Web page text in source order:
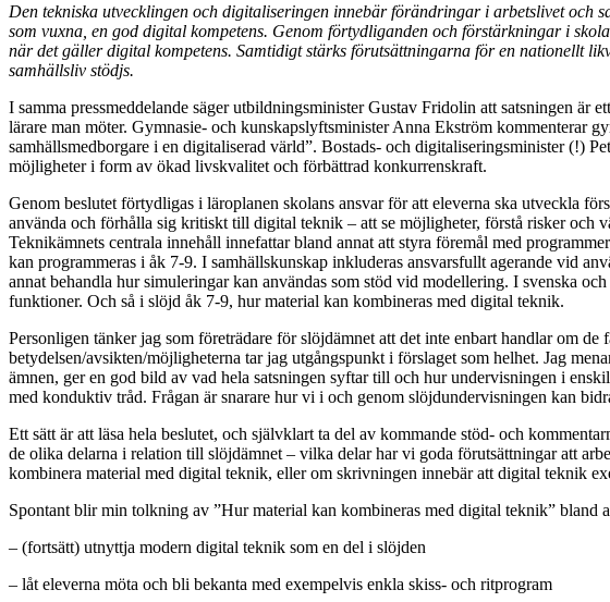
Den tekniska utvecklingen och digitaliseringen innebär förändringar i arbetslivet
som vuxna, en god digital kompetens. Genom förtydliganden och förstärkningar i
när det gäller digital kompetens. Samtidigt stärks förutsättningarna för en nationellt
samhällsliv stödjs.
I samma pressmeddelande säger utbildningsminister Gustav Fridolin att satsningen
lärare man möter. Gymnasie- och kunskapslyftsminister Anna Ekström kommenterar
samhällsmedborgare i en digitaliserad värld”. Bostads- och digitaliseringsminister (!)
möjligheter i form av ökad livskvalitet och förbättrad konkurrenskraft.
Genom beslutet förtydligas i läroplanen skolans ansvar för att eleverna ska utveckla
använda och förhålla sig kritiskt till digital teknik – att se möjligheter, förstå risker och
Teknikämnets centrala innehåll innefattar bland annat att styra föremål med
kan programmeras i åk 7-9. I samhällskunskap inkluderas ansvarsfullt agerande vid
annat behandla hur simuleringar kan användas som stöd vid modellering. I svenska
funktioner. Och så i slöjd åk 7-9, hur material kan kombineras med digital teknik.
Personligen tänker jag som företrädare för slöjdämnet att det inte enbart handlar om de
betydelsen/avsikten/möjligheterna tar jag utgångspunkt i förslaget som helhet. Jag
ämnen, ger en god bild av vad hela satsningen syftar till och hur undervisningen i
med konduktiv tråd. Frågan är snarare hur vi i och genom slöjdundervisningen kan
Ett sätt är att läsa hela beslutet, och självklart ta del av kommande stöd- och
de olika delarna i relation till slöjdämnet – vilka delar har vi goda förutsättningar att
kombinera material med digital teknik, eller om skrivningen innebär att digital teknik
Spontant blir min tolkning av ”Hur material kan kombineras med digital teknik” bland
– (fortsätt) utnyttja modern digital teknik som en del i slöjden
– låt eleverna möta och bli bekanta med exempelvis enkla skiss- och ritprogram